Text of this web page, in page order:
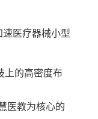
速医疗器械小型
上的高密度布
医教为核心的